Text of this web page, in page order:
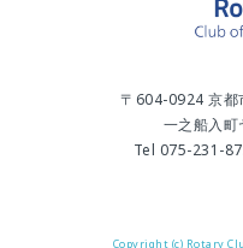
〒604-0924 京都
一之船入
Tel 075-231-
Copyright (c) Rotary